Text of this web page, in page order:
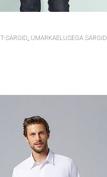
T-SÄRGID, ÜMARKAELUSEGA SÄRGID